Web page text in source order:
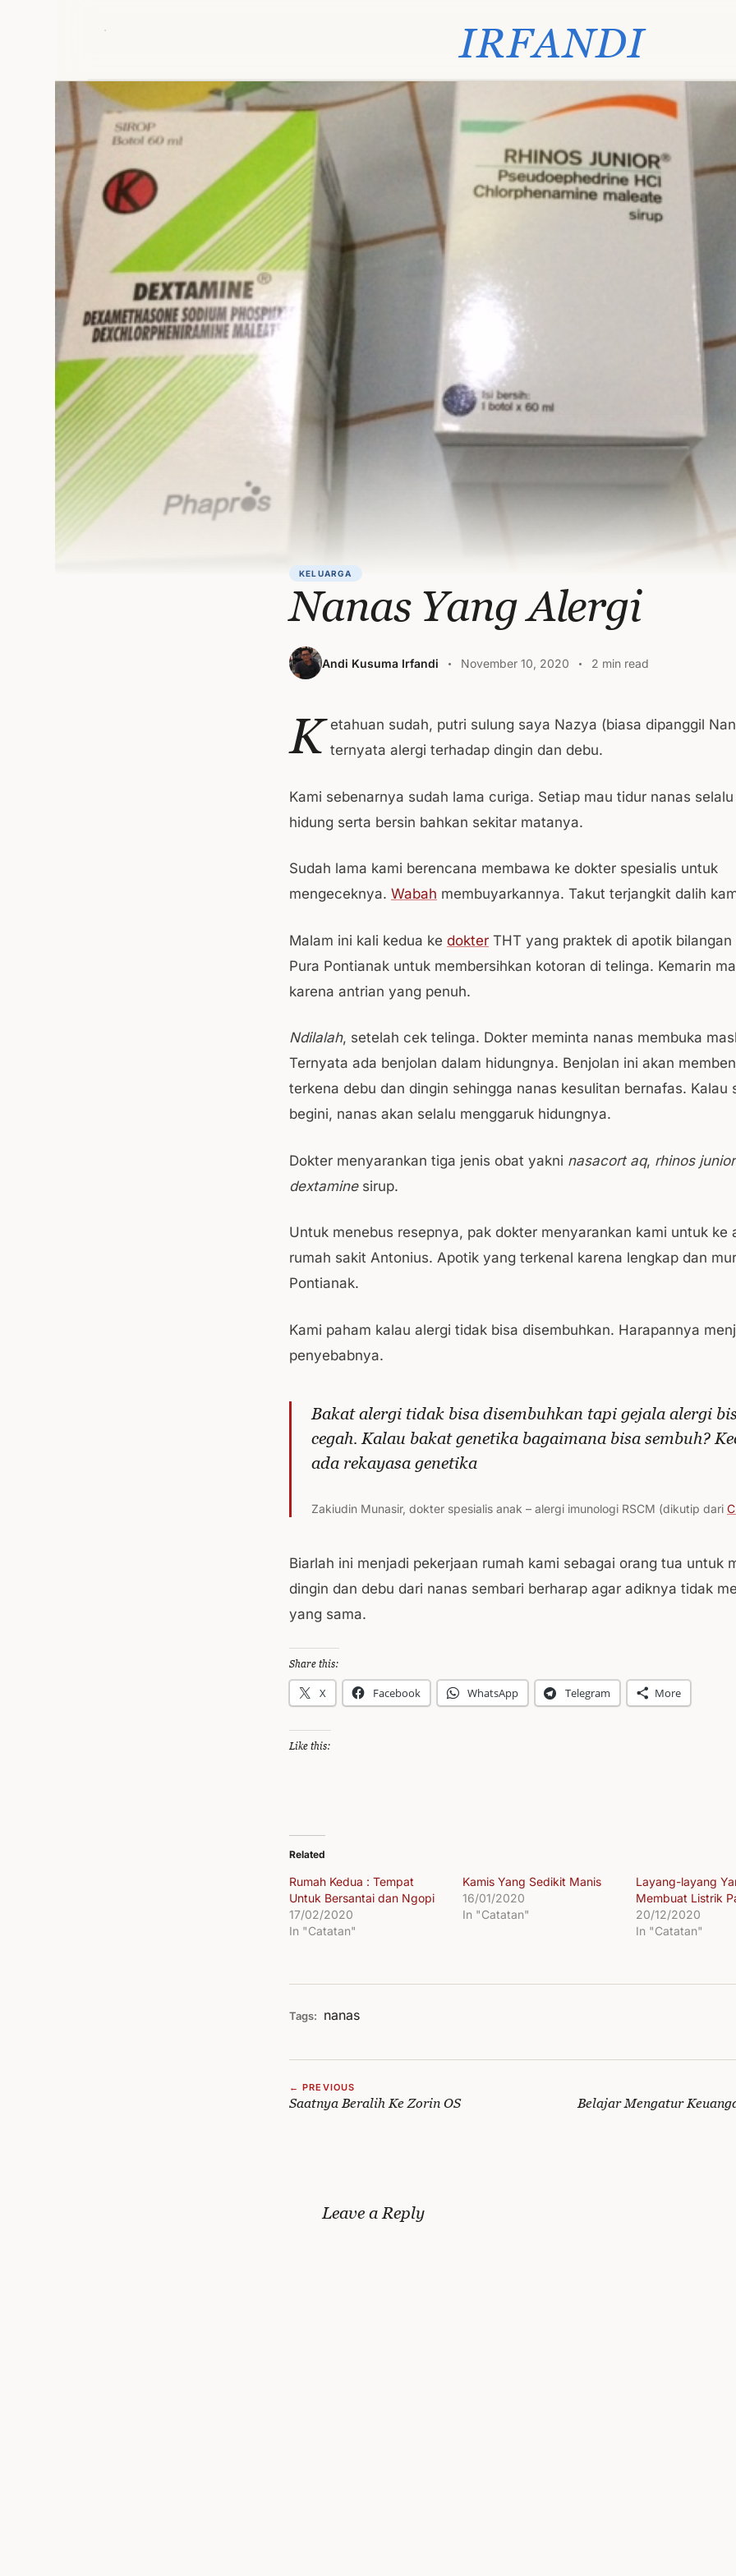
IRFANDI
KELUARGA
Nanas Yang Alergi
Andi Kusuma Irfandi November 10, 2020 2 min read
K etahuan sudah, putri sulung saya Nazya (biasa dipanggil
ternyata alergi terhadap dingin dan debu.
Kami sebenarnya sudah lama curiga. Setiap mau tidur nanas
hidung serta bersin bahkan sekitar matanya.
Sudah lama kami berencana membawa ke dokter spesialis untuk
mengeceknya. Wabah membuyarkannya. Takut terjangkit dalih
Malam ini kali kedua ke dokter THT yang praktek di apotik bilangan
Pura Pontianak untuk membersihkan kotoran di telinga. Kemarin
karena antrian yang penuh.
Ndilalah, setelah cek telinga. Dokter meminta nanas membuka
Ternyata ada benjolan dalam hidungnya. Benjolan ini akan
terkena debu dan dingin sehingga nanas kesulitan bernafas. Kalau
begini, nanas akan selalu menggaruk hidungnya.
Dokter menyarankan tiga jenis obat yakni nasacort aq, rhinos junior
dextaminesirup.
Untuk menebus resepnya, pak dokter menyarankan kami untuk ke
rumah sakit Antonius. Apotik yang terkenal karena lengkap dan
Pontianak.
Kami paham kalau alergi tidak bisa disembuhkan. Harapannya
penyebabnya.
Bakat alergi tidak bisa disembuhkan tapi gejala alergi
cegah. Kalau bakat genetika bagaimana bisa sembuh?
ada rekayasa genetika
Zakiudin Munasir, dokter spesialis anak – alergi imunologi RSCM (dikutip dari
Biarlah ini menjadi pekerjaan rumah kami sebagai orang tua untuk
dingin dan debu dari nanas sembari berharap agar adiknya tidak
yang sama.
Share this:
X Facebook WhatsApp Telegram More
Like this:
Related
Rumah Kedua : Tempat
Untuk Bersantai dan Ngopi
17/02/2020
In "Catatan"
Kamis Yang Sedikit Manis
16/01/2020
In "Catatan"
Layang-layang
Membuat Listrik
20/12/2020
In "Catatan"
Tags: nanas
← PREVIOUS
Saatnya Beralih Ke Zorin OS Belajar Mengatur
Leave a Reply